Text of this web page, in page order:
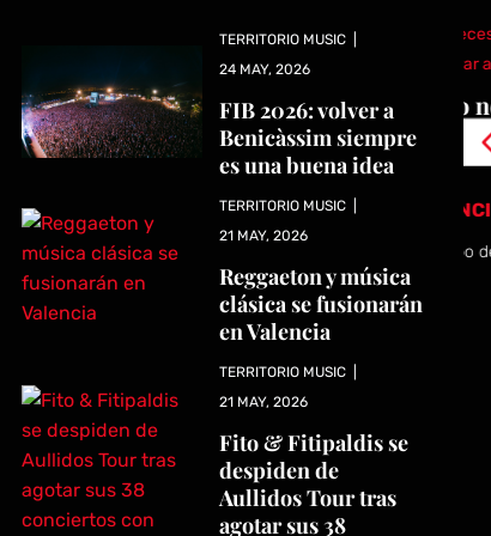
TERRITORIO MUSIC
24 MAY, 2026
FIB 2026: volver a
Benicàssim siempre
es una buena idea
TERRITORIO MUSIC
21 MAY, 2026
Reggaeton y música
clásica se fusionarán
en Valencia
TERRITORIO MUSIC
21 MAY, 2026
Fito & Fitipaldis se
despiden de
Aullidos Tour tras
agotar sus 38
2026
John Legend no necesitó nada más
que un piano y su voz para enamorar
a Madrid
CRÓNICAS DE CONCIERTOS
Hay un pequeño grupo de artistas que llenan el...